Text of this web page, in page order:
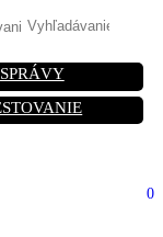
SPRÁVY
0